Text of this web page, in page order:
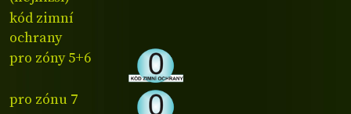
kód zimní
ochrany
pro zóny 5+6
pro zónu 7